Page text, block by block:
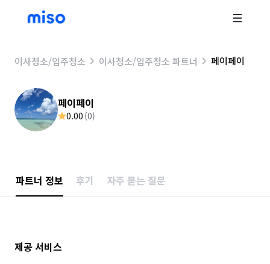
이사청소/입주청소 이사청소/입주청소 파트너 페이페이
페이페이
0.00 (0)
파트너 정보 후기 자주 묻는 질문
제공 서비스